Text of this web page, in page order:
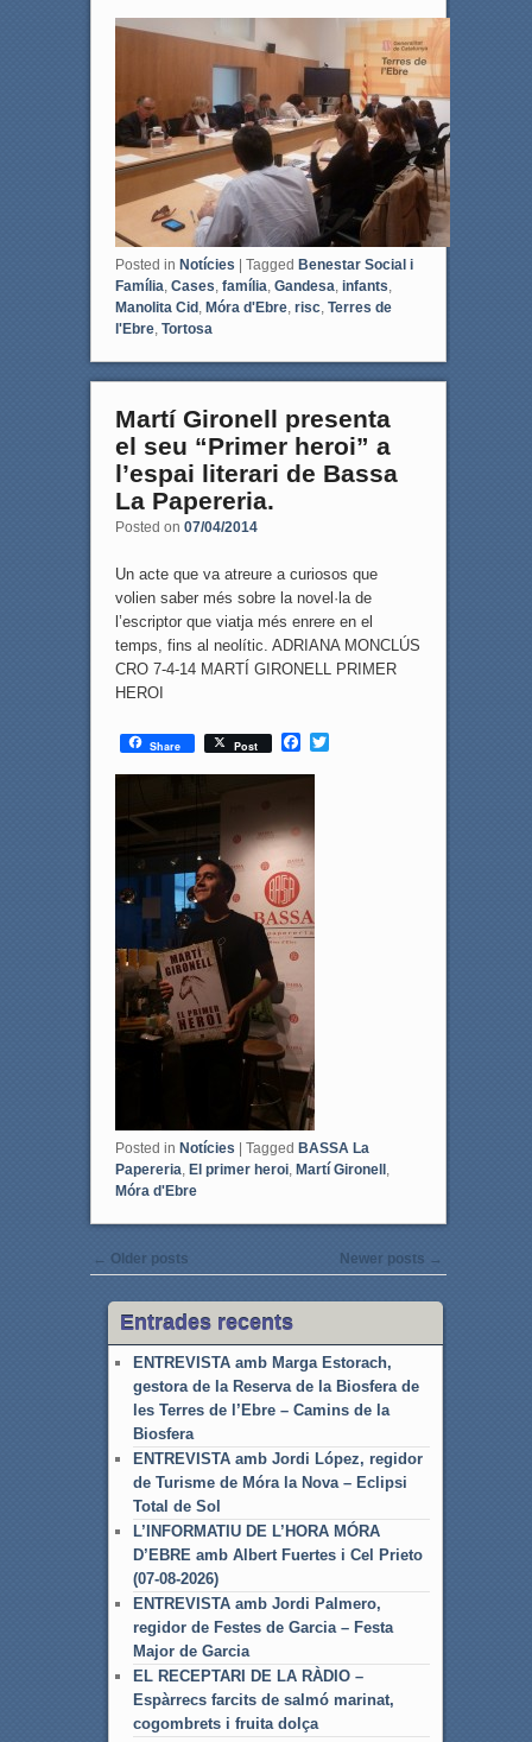
c
b
o
o
k
i
t
r
Posted in Notícies Tagged Benestar Social i
Família, Cases, família, Gandesa, infants,
Manolita Cid , Móra d'Ebre, risc, Terres de
l'Ebre, Tortosa
Martí Gironell presenta
el seu “Primer heroi” a
l’espai literari de Bassa
La Papereria.
Posted on 07/04/2014
Un acte que va atreure a curiosos que
volien saber més sobre la novel·la de
l’escriptor que viatja més enrere en el
temps, fins al neolític. ADRIANA MONCLÚS
CRO 7-4-14 MARTÍ GIRONELL PRIMER
HEROI
Share Post
F
c
b
o
o
T
Posted in Notícies | Tagged BASSA La
Papereria El primer heroi, Martí Gironell,
Móra d'Ebre
Post navigation
← Older posts Newer posts →
Entrades recents
ENTREVISTA amb Marga Estorach,
gestora de la Reserva de la Biosfera de
les Terres de l’Ebre – Camins de la
Biosfera
ENTREVISTA amb Jordi López, regidor
de Turisme de Móra la Nova – Eclipsi
Total de Sol
L’INFORMATIU DE L’HORA MÓRA
D’EBRE amb Albert Fuertes i Cel Prieto
(07-08-2026)
ENTREVISTA amb Jordi Palmero,
regidor de Festes de Garcia – Festa
Major de Garcia
EL RECEPTARI DE LA RÀDIO –
Espàrrecs farcits de salmó marinat,
cogombrets i fruita dolça